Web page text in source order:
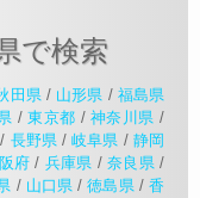
で検索
田県/ 山形県 / 福島県
/東京都 /神奈川県 /
/ 長野県/岐阜県 / 静岡
府 / 兵庫県 / 奈良県/
/ 山口県 /徳島県/香